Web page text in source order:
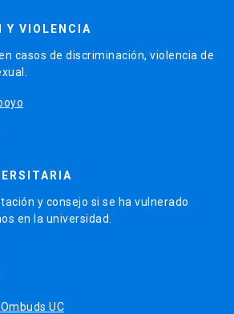
Y VIOLENCIA
casos de discriminación, violencia de
y consejo si se ha vulnerado
en la universidad.
UC